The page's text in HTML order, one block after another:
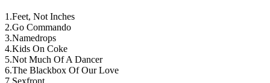
1.Feet, Not Inches
2.Go Commando
3.Namedrops
4.Kids On Coke
5.Not Much Of A Dancer
6.The Blackbox Of Our Love